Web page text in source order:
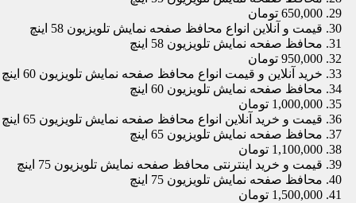
650,000 تومان
قیمت و آنلاین انواع محافظ صفحه نمایش تلویزیون 58 اینچ
محافظ صفحه نمایش تلویزیون 58 اینچ
950,000 تومان
خرید آنلاین و قیمت انواع محافظ صفحه نمایش تلویزیون 60 اینچ
محافظ صفحه نمایش تلویزیون 60 اینچ
1,000,000 تومان
قیمت و خرید آنلاین انواع محافظ صفحه نمایش تلویزیون 65 اینچ
محافظ صفحه نمایش تلویزیون 65 اینچ
1,100,000 تومان
قیمت و خرید اینترنتی محافظ صفحه نمایش تلویزیون 75 اینچ
محافظ صفحه نمایش تلویزیون 75 اینچ
1,500,000 تومان